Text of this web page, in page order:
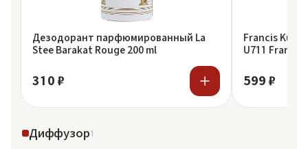
Дезодорант парфюмированный La
Stee Barakat Rouge 200 ml
310 ₽
Francis
U711
599 ₽
Диффузор1